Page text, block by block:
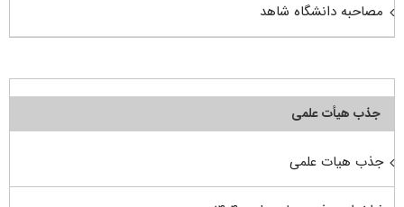
مصاحبه دانشگاه شاهد
جذب هیأت علمی
جذب هیات علمی